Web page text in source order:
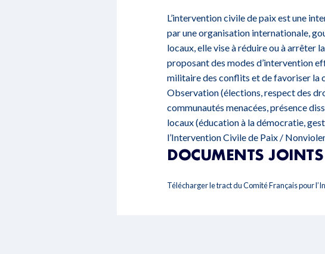
L’intervention civile de paix est une
par une organisation internationale,
locaux, elle vise à réduire ou à arrêter
proposant des modes d’intervention
militaire des conflits et de favoriser la
Observation (élections, respect des
communautés menacées, présence
locaux (éducation à la démocratie,
l’Intervention Civile de Paix /
DOCUMENTS JOINTS
Télécharger le tract du Comité Français pour